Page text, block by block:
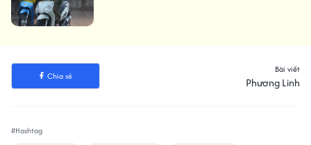
Chia sẻ
Bài viết
Phương Linh
#Hashtag